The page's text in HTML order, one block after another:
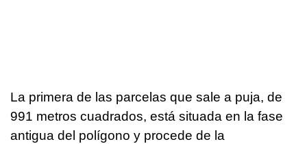
La primera de las parcelas que sale a puja, de
991 metros cuadrados, está situada en la fase
antigua del polígono y procede de la